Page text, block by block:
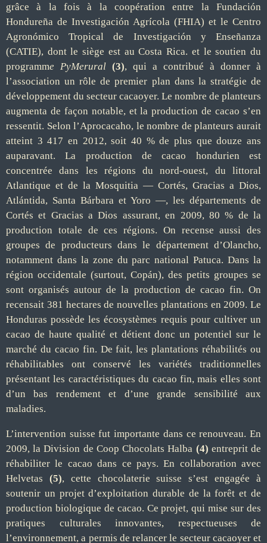
grâce à la fois à la coopération entre la Fundación
Hondureña de Investigación Agrícola (FHIA) et le Centro
Agronómico Tropical de Investigación y Enseñanza
(CATIE), dont le siège est au Costa Rica. et le soutien du
programme PyMerural (3), qui a contribué à donner à
l’association un rôle de premier plan dans la stratégie de
développement du secteur cacaoyer. Le nombre de planteurs
augmenta de façon notable, et la production de cacao s’en
ressentit. Selon l’Aprocacaho, le nombre de planteurs aurait
atteint 3 417 en 2012, soit 40 % de plus que douze ans
auparavant. La production de cacao hondurien est
concentrée dans les régions du nord-ouest, du littoral
Atlantique et de la Mosquitia — Cortés, Gracias a Dios,
Atlántida, Santa Bárbara et Yoro —, les départements de
Cortés et Gracias a Dios assurant, en 2009, 80 % de la
production totale de ces régions. On recense aussi des
groupes de producteurs dans le département d’Olancho,
notamment dans la zone du parc national Patuca. Dans la
région occidentale (surtout, Copán), des petits groupes se
sont organisés autour de la production de cacao fin. On
recensait 381 hectares de nouvelles plantations en 2009. Le
Honduras possède les écosystèmes requis pour cultiver un
cacao de haute qualité et détient donc un potentiel sur le
marché du cacao fin. De fait, les plantations réhabilités ou
réhabilitables ont conservé les variétés traditionnelles
présentant les caractéristiques du cacao fin, mais elles sont
d’un bas rendement et d’une grande sensibilité aux
maladies.
L’intervention suisse fut importante dans ce renouveau. En
2009, la Division de Coop Chocolats Halba (4) entreprit de
réhabiliter le cacao dans ce pays. En collaboration avec
Helvetas (5), cette chocolaterie suisse s’est engagée à
soutenir un projet d’exploitation durable de la forêt et de
production biologique de cacao. Ce projet, qui mise sur des
pratiques culturales innovantes, respectueuses de
l’environnement, a permis de relancer le secteur cacaoyer et